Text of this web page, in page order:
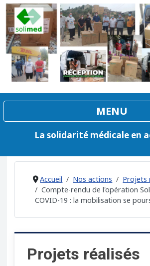
La solidarité médicale en
Accueil Nos actions
Projets
Compte-rendu de l'opération
COVID-19 : la mobilisation se
Projets réalisés